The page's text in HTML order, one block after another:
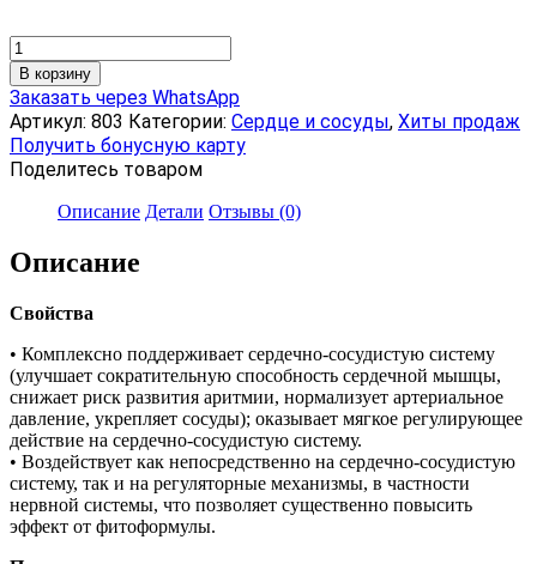
Количество
товара
Кардио
Саппорт,
коллоидная
фитоформула,
235
В корзину
Заказать через WhatsApp
Артикул: 803 Категории: Сердце и сосуды, Хиты продаж
Получить бонусную карту
Поделитесь товаром
Описание Детали Отзывы (0)
Описание
Свойства
• Комплексно поддерживает сердечно-сосудистую систему
(улучшает сократительную способность сердечной мышцы,
снижает риск развития аритмии, нормализует артериальное
давление, укрепляет сосуды); оказывает мягкое регулирующее
действие на сердечно-сосудистую систему.
• Воздействует как непосредственно на сердечно-сосудистую
систему, так и на регуляторные механизмы, в частности
нервной системы, что позволяет существенно повысить
эффект от фитоформулы.